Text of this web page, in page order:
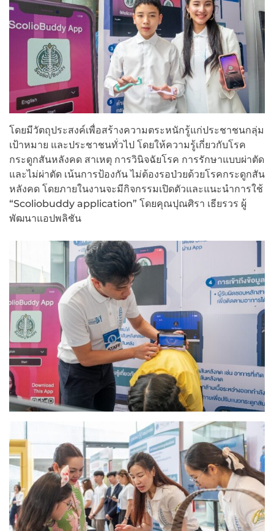
โดยมีวัตถุประสงค์เพื่อสร้างความตระหนักรู้แก่ประชาชนกลุ่ม
เป้าหมาย และประชาชนทั่วไป โดยให้ความรู้เกี่ยวกับโรค
กระดูกสันหลังคด สาเหตุ การวินิจฉัยโรค การรักษาแบบผ่าตัด
และไม่ผ่าตัด เน้นการป้องกัน ไม่ต้องรอป่วยด้วยโรคกระดูกสัน
หลังคด โดยภายในงานจะมีกิจกรรมเปิดตัวและแนะนำการใช้
“Scoliobuddy application” โดยคุณปุณศิรา เธียรวร ผู้
พัฒนาแอปพลิชัน